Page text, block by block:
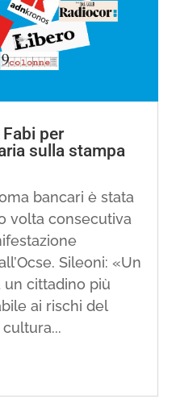
per
sulla stampa
bancari è stata
volta consecutiva
Sileoni: «Un
cittadino più
ai rischi del